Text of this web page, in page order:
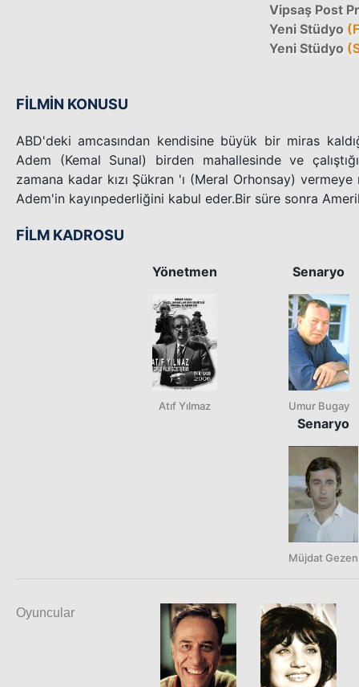
Vipsaş Post
Yeni Stüdyo
Yeni Stüdyo
FİLMİN KONUSU
ABD'deki amcasından kendisine büyük bir miras
Adem (Kemal Sunal) birden mahallesinde ve
zamana kadar kızı Şükran 'ı (Meral Orhonsay)
Adem'in kayınpederliğini kabul eder.Bir süre sonra
FİLM KADROSU
Yönetmen
Atıf Yılmaz
Senaryo
Umur Bugay
Senaryo
Müjdat Gezen
Oyuncular